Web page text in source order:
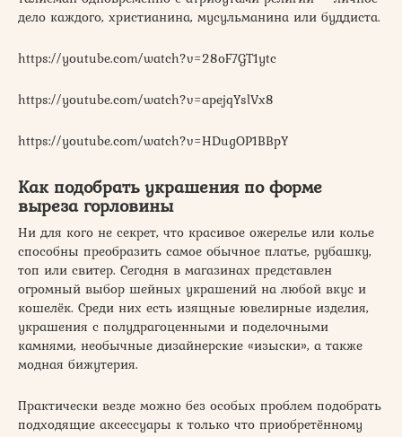
дело каждого, христианина, мусульманина или буддиста.
https://youtube.com/watch?v=28oF7GT1ytc
https://youtube.com/watch?v=apejqYslVx8
https://youtube.com/watch?v=HDugOP1BBpY
Как подобрать украшения по форме
выреза горловины
Ни для кого не секрет, что красивое ожерелье или колье
способны преобразить самое обычное платье, рубашку,
топ или свитер. Сегодня в магазинах представлен
огромный выбор шейных украшений на любой вкус и
кошелёк. Среди них есть изящные ювелирные изделия,
украшения с полудрагоценными и поделочными
камнями, необычные дизайнерские «изыски», а также
модная бижутерия.
Практически везде можно без особых проблем подобрать
подходящие аксессуары к только что приобретённому